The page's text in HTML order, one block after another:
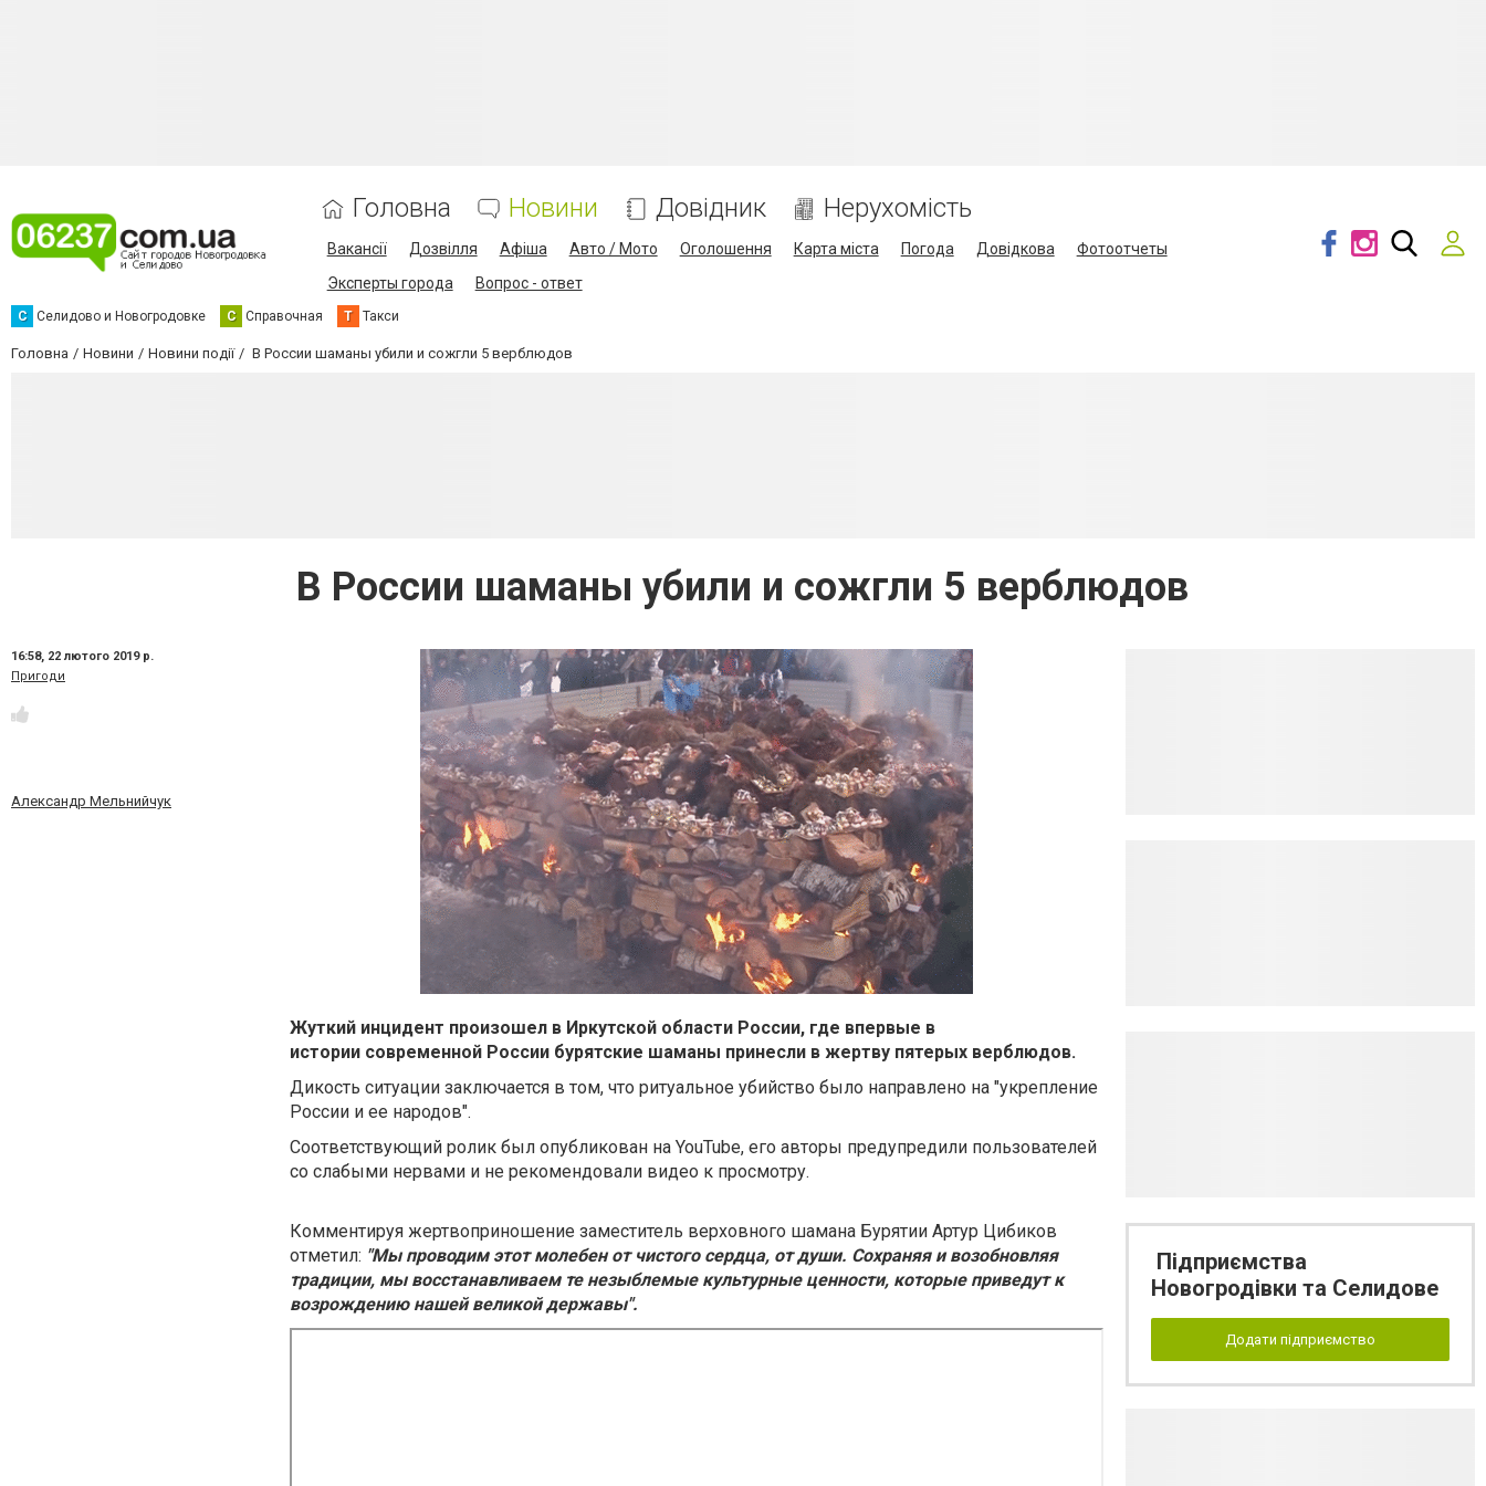
Головна Новини Довідник Нерухомість
Вакансії Дозвілля Афіша Авто / Мото Оголошення Карта міста Погода Довідкова
Фотоотчеты
Эксперты города
Вопрос - ответ
С Селидово и Новогродовке С Справочная Т Такси
Головна Новини Новини події В России шаманы убили и сожгли 5 верблюдов
В России шаманы убили и сожгли 5 верблюдов
16:58, 22 лютого 2019 р.
Пригоди
Александр Мельнийчук
Жуткий инцидент произошел в Иркутской области России, где впервые в
истории современной России бурятские шаманы принесли в жертву пятерых верблюдов.
Дикость ситуации заключается в том, что ритуальное убийство было направлено на "укрепление
России и ее народов".
Соответствующий ролик был опубликован на YouTube, его авторы предупредили пользователей
со слабыми нервами и не рекомендовали видео к просмотру.
Комментируя жертвоприношение заместитель верховного шамана Бурятии Артур Цибиков
отметил: "Мы проводим этот молебен от чистого сердца, от души. Сохраняя и возобновляя
традиции, мы восстанавливаем те незыблемые культурные ценности, которые приведут к
возрождению нашей великой державы".
Підприємства
Новогродівки та Селидове
Додати підприємство